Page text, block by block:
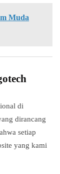
Muda
di
dirancang
setiap
yang kami